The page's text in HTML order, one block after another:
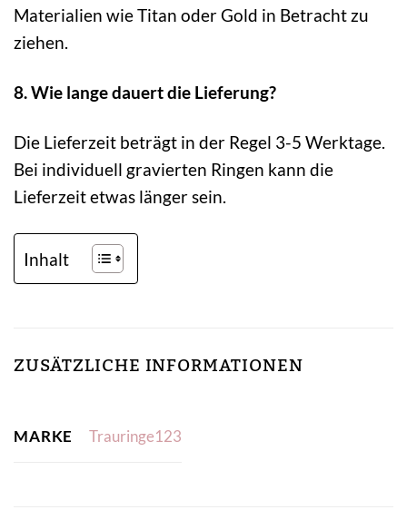
Materialien wie Titan oder Gold in Betracht zu
ziehen.
8. Wie lange dauert die Lieferung?
Die Lieferzeit beträgt in der Regel 3-5 Werktage.
Bei individuell gravierten Ringen kann die
Lieferzeit etwas länger sein.
Inhalt
ZUSÄTZLICHE INFORMATIONEN
MARKE Trauringe123